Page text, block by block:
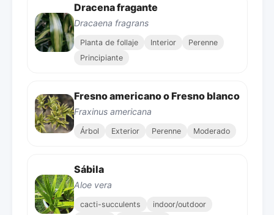
Dracena fragante
Dracaena fragrans
Planta de follaje Interior
Perenne
Principiante
Fresno americano o Fresno blanco
Fraxinus americana
Árbol Exterior Perenne Moderado
Sábila
Aloe vera
cacti-succulents
indoor/outdoor